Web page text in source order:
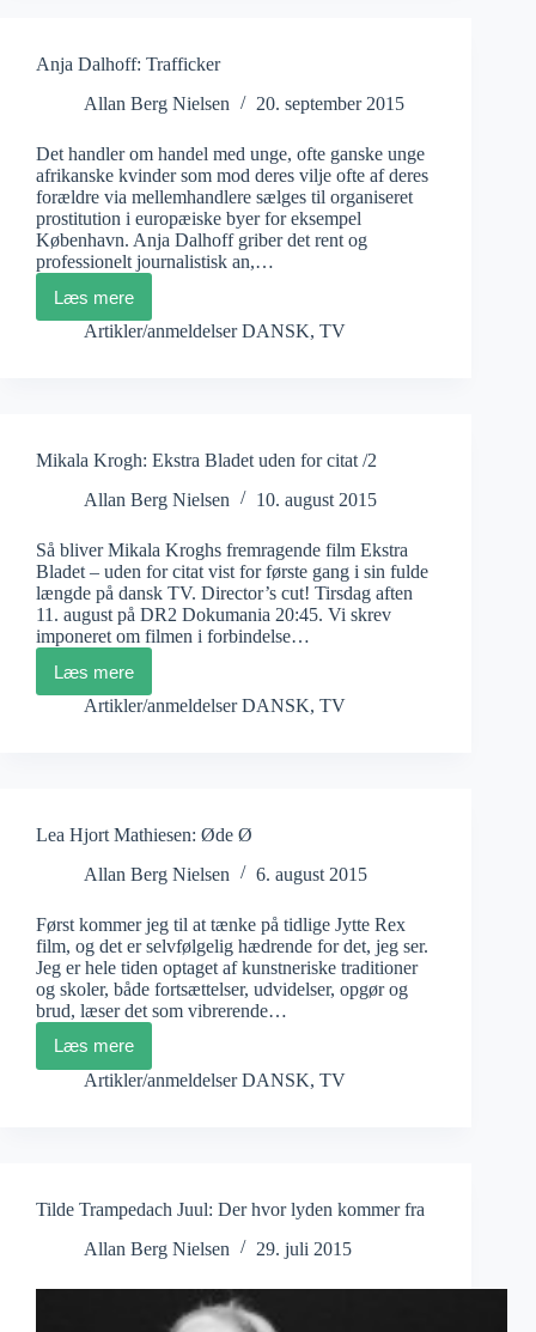
Anja Dalhoff: Trafficker
Allan Berg Nielsen
20. september 2015
Det handler om handel med unge, ofte ganske unge
afrikanske kvinder som mod deres vilje ofte af deres
forældre via mellemhandlere sælges til organiseret
prostitution i europæiske byer for eksempel
København. Anja Dalhoff griber det rent og
professionelt journalistisk an,…
Læs mere
Anja
Dalhoff:
Artikler/anmeldelser DANSK, TV
Mikala Krogh: Ekstra Bladet uden for citat /2
Allan Berg Nielsen
10. august 2015
Så bliver Mikala Kroghs fremragende film Ekstra
Bladet – uden for citat vist for første gang i sin fulde
længde på dansk TV. Director’s cut! Tirsdag aften
11. august på DR2 Dokumania 20:45. Vi skrev
imponeret om filmen i forbindelse…
Læs mere
Mikala
Krogh:
Artikler/anmeldelser DANSK, TV
Lea Hjort Mathiesen: Øde Ø
Allan Berg Nielsen
6. august 2015
Først kommer jeg til at tænke på tidlige Jytte Rex
film, og det er selvfølgelig hædrende for det, jeg ser.
Jeg er hele tiden optaget af kunstneriske traditioner
og skoler, både fortsættelser, udvidelser, opgør og
brud, læser det som vibrerende…
Læs mere
Lea
Hjort
Artikler/anmeldelser DANSK, TV
Tilde Trampedach Juul: Der hvor lyden kommer fra
Allan Berg Nielsen
29. juli 2015